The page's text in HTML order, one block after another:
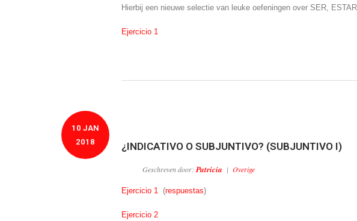
Hierbij een nieuwe selectie van leuke oefeningen over SER,
Ejercicio 1
¿INDICATIVO O SUBJUNTIVO? (SUBJUNTIVO I)
Geschreven door: Patricia | Overige
10 JAN
2018
Ejercicio 1 (respuestas)
Ejercicio 2